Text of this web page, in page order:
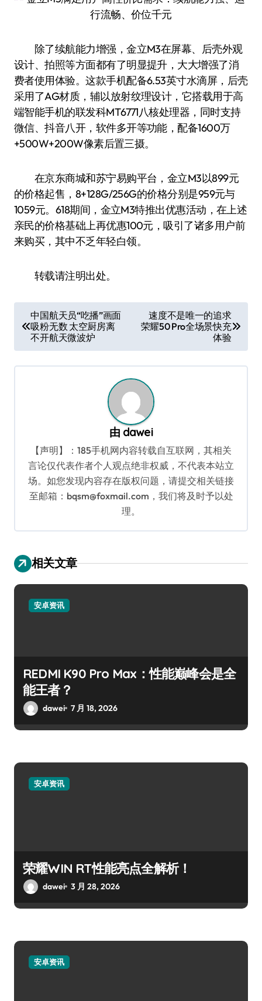
除了续航能力增强，金立M3在屏幕、后壳外观
设计、拍照等方面都有了明显提升，大大增强了消
费者使用体验。这款手机配备6.53英寸水滴屏，后壳
采用了AG材质，辅以放射纹理设计，它搭载用于高
端智能手机的联发科MT6771八核处理器，同时支持
微信、抖音八开，软件多开等功能，配备1600万
+500W+200W像素后置三摄。
在京东商城和苏宁易购平台，金立M3以899元
的价格起售，8+128G/256G的价格分别是959元与
1059元。618期间，金立M3特推出优惠活动，在上述
亲民的价格基础上再优惠100元，吸引了诸多用户前
来购买，其中不乏年轻白领。
转载请注明出处。
章
导
航
中国航天员“吃播”画面
吸粉无数 太空厨房离
不开航天微波炉
速度不是唯一的追求
荣耀50 Pro全场景快充
体验
由 dawei
【声明】：185手机网内容转载自互联网，其相关
言论仅代表作者个人观点绝非权威，不代表本站立
场。如您发现内容存在版权问题，请提交相关链接
至邮箱：bqsm@foxmail.com，我们将及时予以处
理。
相关文章
安卓资讯
REDMI K90 Pro Max：性能巅峰会是全
能王者？
dawei 7 月 18, 2026
安卓资讯
荣耀WIN RT性能亮点全解析！
dawei 3 月 28, 2026
安卓资讯